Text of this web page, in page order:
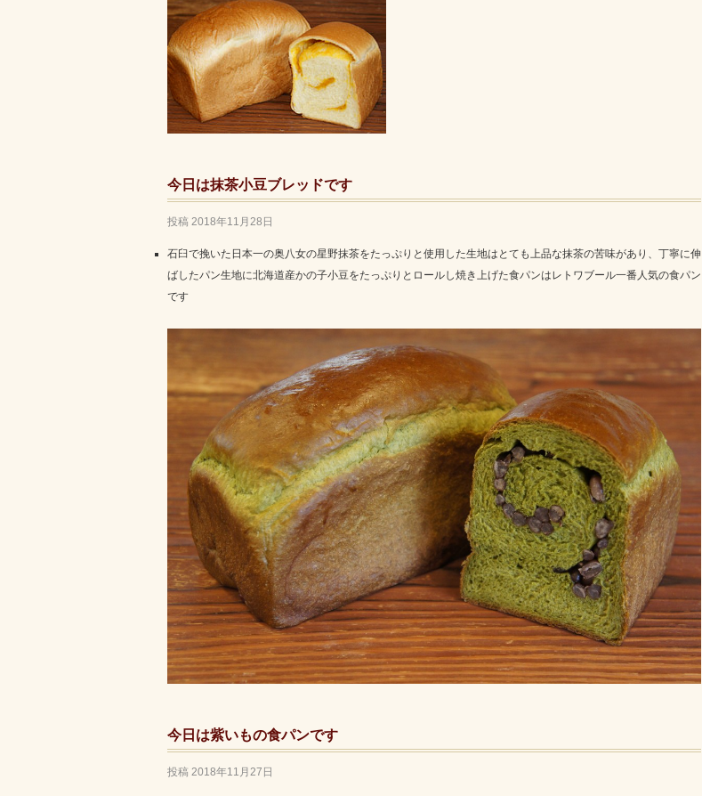
今日は抹茶小豆ブレッドです
投稿 2018年11月28日
石臼で挽いた日本一の奥八女の星野抹茶をたっぷりと使用した生地はとても上品な抹茶の苦味があり、丁寧に伸
ばしたパン生地に北海道産かの子小豆をたっぷりとロールし焼き上げた食パンはレトワブール一番人気の食パン
です
今日は紫いもの食パンです
投稿 2018年11月27日